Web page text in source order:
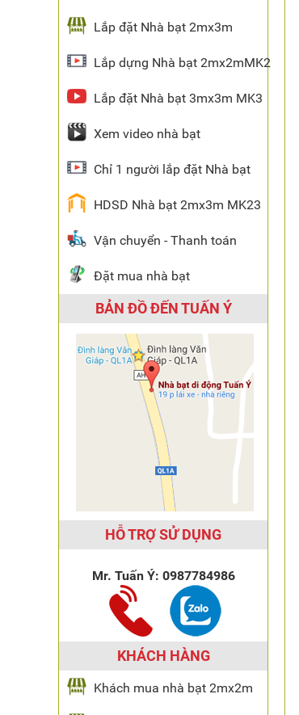
Lắp đặt Nhà bạt 2mx3m
Lắp dựng Nhà bạt 2mx2mMK2
Lắp đặt Nhà bạt 3mx3m MK3
Xem video nhà bạt
Chỉ 1 người lắp đặt Nhà bạt
HDSD Nhà bạt 2mx3m MK23
Vận chuyển - Thanh toán
Đặt mua nhà bạt
BẢN ĐỒ ĐẾN TUẤN Ý
HỖ TRỢ SỬ DỤNG
Mr. Tuấn Ý: 0987784986
KHÁCH HÀNG
Khách mua nhà bạt 2mx2m